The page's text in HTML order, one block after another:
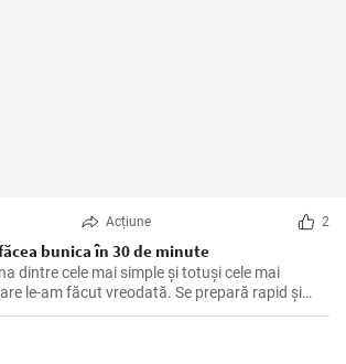
Acțiune 2
bunica în 30 de minute
dintre cele mai simple și totuși cele mai
le-am făcut vreodată. Se prepară rapid și
și bogată în proteine. Am învățat această
Ingredientele principale sunt, bineînțeles,